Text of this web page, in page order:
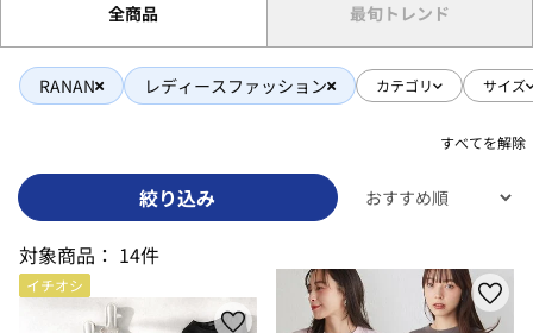
全商品 最旬トレンド
RANAN レディースファッション カテゴリ サイズ
すべてを解除
絞り込み
対象商品： 14件
イチオシ